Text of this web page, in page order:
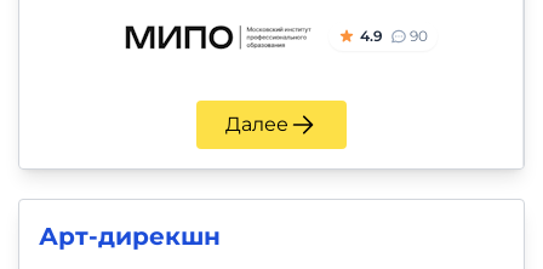
4.9 90
Далее
Арт‑дирекшн
Красота,
Психология
и
саморазвитие